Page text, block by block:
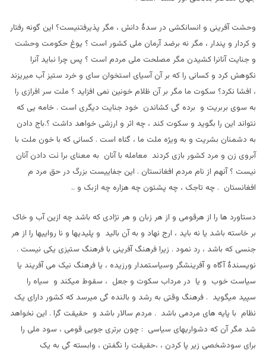
وحشت آفرینی و انسانکشی در سدۀ دانش ، مگر پذیرفتنیست؟ این گونه رفتار
و کردار و پندار ، مگر نه برضد آرمان ملی کشور است ؟ یوغ حکومت وحشت
و جنایت آنانرا کشیدن مگر مصلحت ملی مردم است ؟ پس چرا نباید آنرا
نکوهش کرد و کسانی را که بر آن آسیای استخوان سای و خرد ستیز آب میریزند
، افشا نکرد؟ سکوت ما مگر بر آن ظلام خونین نمی افزاید ؟ ملت سر افرازی را
به سوی بربریت و برده گی کشاندن خود جنایت دیگری است . خامه یی که
نتواند این را بگوید و سکوت کند ، چه اثر و ارزشی خواهد داشت ؟.باج دادن
به دشمنان بشریت و به ویژه ملت ما ، گناه است . کسانی که با خون ملت با
آبروی زن و مرد کشور بازی کردند معامله با آنان به معنای برا ئت دادن آنان
نیست ؟ آنهم از نام مردم افغانستان . این جفاییست بزرگ در حق مرد م
افغانستان . چه تاجک ، چه پشتون چه هزاره چه ازبک و ..
دستاورد ها را از هرقومی و از هر زبان و هر نژادی که باشد چه ازین آب و خاک
بر خاسته باشد یا نه باید ، ارج نهاد و به آن بالید و پلیدیها و نا رواییها را از هر
جنسی که باشد ، رد نمود . زیرا فرهنگ آفرینی با فرهنگ ستیزی یکی نیست .
نویسندۀ آگاه و آفرینشگر وسیاستمدار ورزیده ، یا فرهنگ نیک می آفریند یا
سیاست خوب و یا در مرداب سکوت و جعل ، سقوط میکند و سیاه را
سپید میگوید . فرهنگ وقتی به رشد و بالنده گی میرسد که کشور دارای یک
نظام با پایه های مردمی باشد . مردم سالار باشد و حقیقت گرا . این نخواهد
شد مگر آن که دشواریهای سیاسی : چون برتری جویی قومی ، سود ملی را
برای سودشخصی زیر پا کردن ، ،حقیقت را نگفتن ، وابسته گی به یک